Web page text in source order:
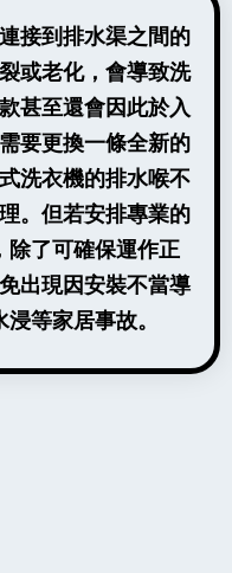
接到排水渠之間的
或老化，會導致洗
甚至還會因此於入
要更換一條全新的
洗衣機的排水喉不
。但若安排專業的
除了可確保運作正
出現因安裝不當導
等家居事故。